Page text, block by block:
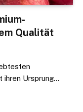
Qualität
ihren Ursprung…